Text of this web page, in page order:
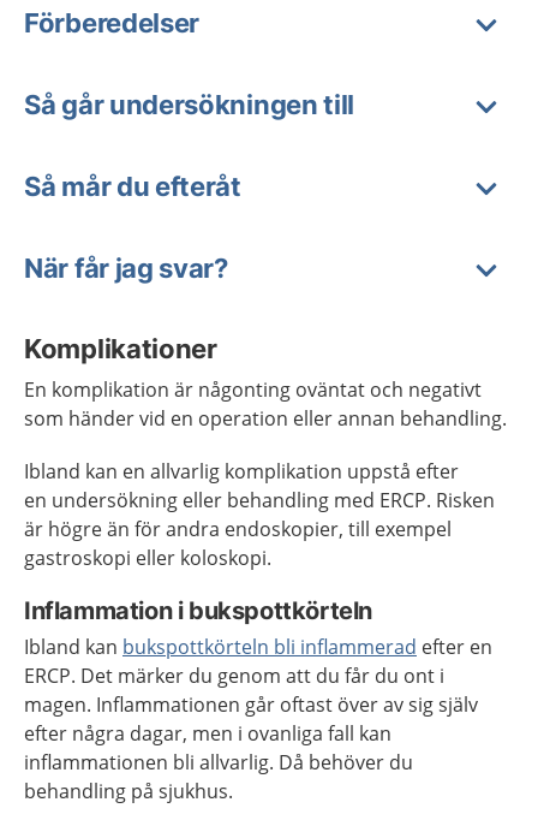
Förberedelser
Så går undersökningen till
Så mår du efteråt
När får jag svar?
Komplikationer
En komplikation är någonting oväntat och negativt
som händer vid en operation eller annan behandling.
Ibland kan en allvarlig komplikation uppstå efter
en undersökning eller behandling med ERCP. Risken
är högre än för andra endoskopier, till exempel
gastroskopi eller koloskopi.
Inflammation i bukspottkörteln
Ibland kan bukspottkörteln bli inflammerad efter en
ERCP. Det märker du genom att du får du ont i
magen. Inflammationen går oftast över av sig själv
efter några dagar, men i ovanliga fall kan
inflammationen bli allvarlig. Då behöver du
behandling på sjukhus.